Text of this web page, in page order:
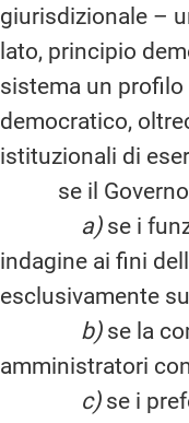
giurisdizionale –
lato, principio
sistema un
democratico,
istituzionali di
se il Governo
a)se i
indagine ai fini
esclusivamente
b)se la
amministratori
c)se i